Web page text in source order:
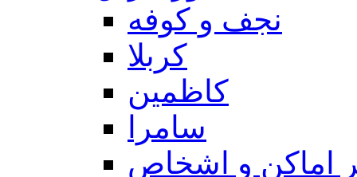
نجف و كوفه
كربلا
كاظمين
سامرا
اماكن و اشخاص